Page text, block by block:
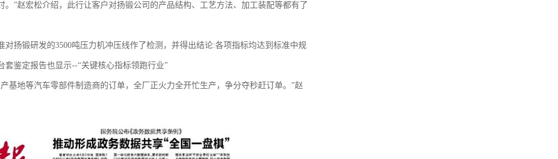
”赵宏松介绍，此行让客户对扬锻公司的产品结构、工艺方法、加工装配等都有了
扬锻研发的3500吨压力机冲压线作了检测，并得出结论:各项指标均达到标准中规
套鉴定报告也显示--“关键核心指标领跑行业”
基地等汽车零部件制造商的订单，全厂正火力全开忙生产，争分夺秒赶订单。”赵